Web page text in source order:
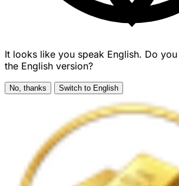
It looks like you speak English. Do
the English version?
No, thanks Switch to English